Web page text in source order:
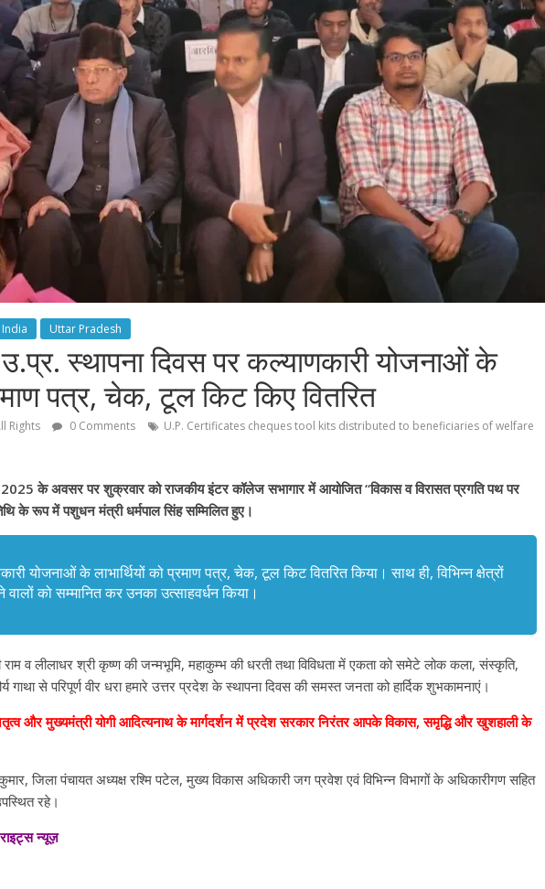
India Uttar Pradesh
स्थापना दिवस पर कल्याणकारी योजनाओं के
पत्र, चेक, टूल किट किए वितरित
Rights 0 Comments
U.P. Certificates cheques tool kits distributed to beneficiaries of welfare
के अवसर पर शुक्रवार को राजकीय इंटर कॉलेज सभागार में आयोजित “विकास व विरासत प्रगति पथ पर
के रूप में पशुधन मंत्री धर्मपाल सिंह सम्मिलित हुए।
योजनाओं के लाभार्थियों को प्रमाण पत्र, चेक, टूल किट वितरित किया। साथ ही, विभिन्न क्षेत्रों
को सम्मानित कर उनका उत्साहवर्धन किया।
राम व लीलाधर श्री कृष्ण की जन्मभूमि, महाकुम्भ की धरती तथा विविधता में एकता को समेटे लोक कला, संस्कृति,
गाथा से परिपूर्ण वीर धरा हमारे उत्तर प्रदेश के स्थापना दिवस की समस्त जनता को हार्दिक शुभकामनाएं।
और मुख्यमंत्री योगी आदित्यनाथ के मार्गदर्शन में प्रदेश सरकार निरंतर आपके विकास, समृद्धि और खुशहाली के
जिला पंचायत अध्यक्ष रश्मि पटेल, मुख्य विकास अधिकारी जग प्रवेश एवं विभिन्न विभागों के अधिकारीगण सहित
रहे।
न्यूज़